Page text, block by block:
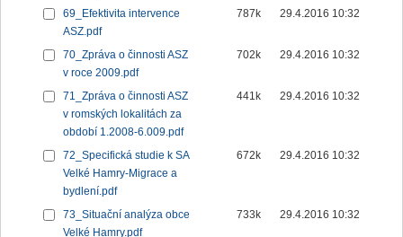
69_Efektivita intervence
ASZ.pdf
787k 29.4.2016 10:32
70_Zpráva o činnosti ASZ
v roce 2009.pdf
702k 29.4.2016 10:32
71_Zpráva o činnosti ASZ
v romských lokalitách za
období 1.2008-6.009.pdf
441k 29.4.2016 10:32
72_Specifická studie k SA
Velké Hamry-Migrace a
bydlení.pdf
672k 29.4.2016 10:32
73_Situační analýza obce
Velké Hamry.pdf
733k 29.4.2016 10:32